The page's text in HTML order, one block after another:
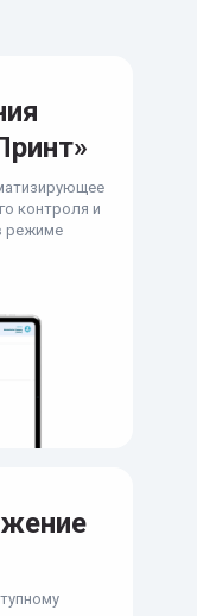
контроля и
режиме